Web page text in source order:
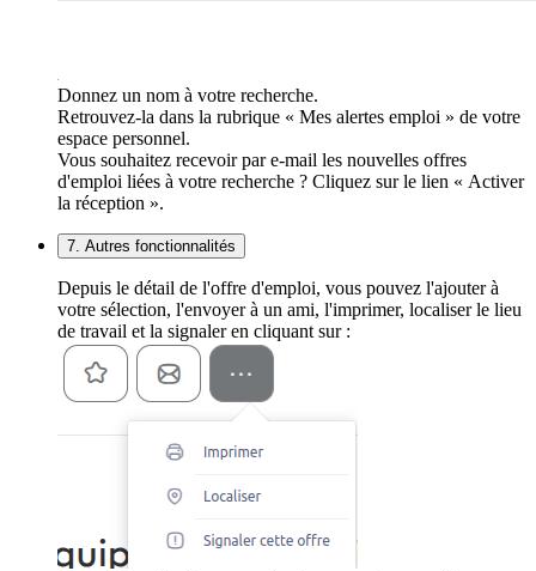
Donnez un nom à votre recherche.
Retrouvez-la dans la rubrique « Mes alertes emploi » de votre
espace personnel.
Vous souhaitez recevoir par e-mail les nouvelles offres
d'emploi liées à votre recherche ? Cliquez sur le lien « Activer
la réception ».
7. Autres fonctionnalités
Depuis le détail de l'offre d'emploi, vous pouvez l'ajouter à
votre sélection, l'envoyer à un ami, l'imprimer, localiser le lieu
de travail et la signaler en cliquant sur :